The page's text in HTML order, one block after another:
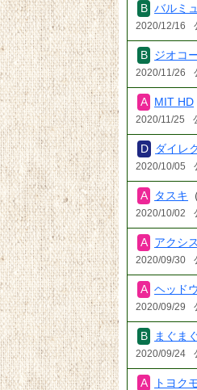
バルミ
2020/12/16
ジオコ
2020/11/26
MIT HD
2020/11/25
ダイレ
2020/10/05
タスキ
2020/10/02
アクシス
2020/09/30
ヘッド
2020/09/29
まぐま
2020/09/24
トヨク